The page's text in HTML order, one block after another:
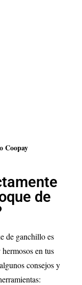
Coopay
de
de ganchillo es
en tus
consejos y